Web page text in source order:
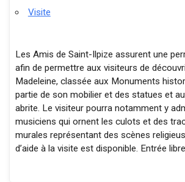
Visite
Les Amis de Saint-Ilpize assurent une
afin de permettre aux visiteurs de
Madeleine, classée aux Monuments
partie de son mobilier et des statues et
abrite. Le visiteur pourra notamment y
musiciens qui ornent les culots et des
murales représentant des scènes
d’aide à la visite est disponible. Entrée